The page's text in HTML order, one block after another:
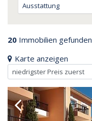
Ausstattung
20 Immobilien gefunden
Karte anzeigen